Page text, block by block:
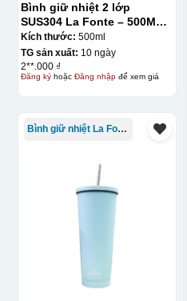
độ CDeacl có 1 nền màu
đó sẽ cháy và biến mất để
gốm sứ [gallery link="file"
Bình giữ nhiệt 2 lớp
SUS304 La Fonte – 500ML –
012737
Kích thước: 500ml
TG sản xuất: 10 ngày
2**.000 ₫
Đăng kýhoặc Đăng nhậpđể xem giá
Bình giữ nhiệt La Fonte